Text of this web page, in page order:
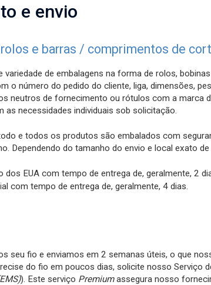
e envio
e barras / comprimentos de
variedade de embalagens na forma de rolos,
o número do pedido do cliente, liga, dimensões,
neutros de fornecimento ou rótulos com a marca
as necessidades individuais sob solicitação.
e todos os produtos são embalados com
Dependendo do tamanho do envio e local exato de
dos EUA com tempo de entrega de, geralmente, 2
com tempo de entrega de, geralmente, 4 dias.
seu fio e enviamos em 2 semanas úteis, o que
do fio em poucos dias, solicite nosso Serviço
). Este serviço Premiumassegura nosso
to toast its 80th
2026
Details